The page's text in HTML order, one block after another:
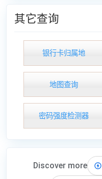
其它查询
银行卡归属地
地图查询
密码强度检测器
Discover more